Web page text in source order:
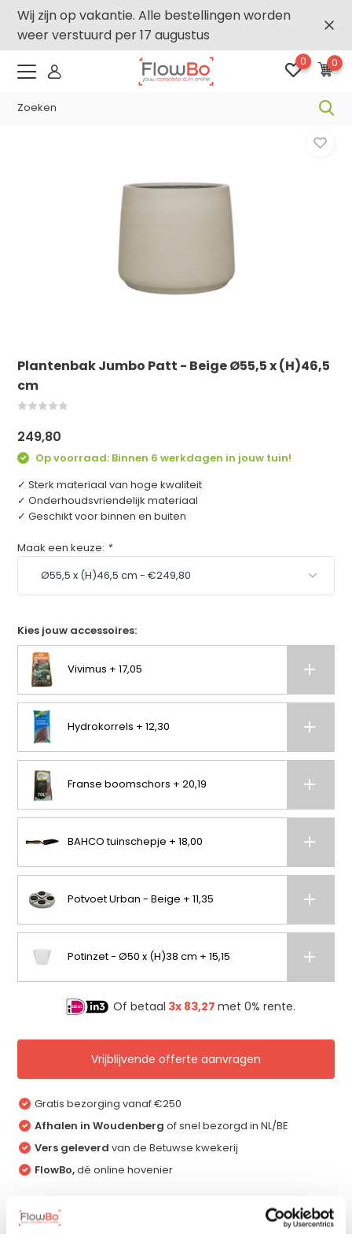
Wij zijn op vakantie. Alle bestellingen worden
weer verstuurd per 17 augustus
0 0
Plantenbak Jumbo Patt - Beige Ø55,5 x (H)46,5
cm
249,80
Op voorraad: Binnen 6 werkdagen in jouw tuin!
✓ Sterk materiaal van hoge kwaliteit
✓ Onderhoudsvriendelijk materiaal
✓ Geschikt voor binnen en buiten
Maak een keuze: *
Kies jouw accessoires:
Vivimus + 17,05
Hydrokorrels + 12,30
Franse boomschors + 20,19
BAHCO tuinschepje + 18,00
Potvoet Urban - Beige + 11,35
Potinzet - Ø50 x (H)38 cm + 15,15
Of betaal 3x 83,27 met 0% rente.
Vrijblijvende offerte aanvragen
Gratis bezorging vanaf €250
Afhalen in Woudenberg of snel bezorgd in NL/BE
Vers geleverd van de Betuwse kwekerij
FlowBo,dé online hovenier